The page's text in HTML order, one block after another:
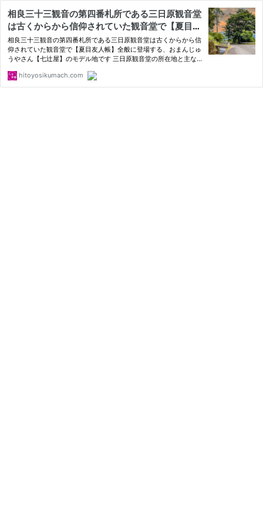
相良三十三観音の第四番札所である三日原観音堂
は古くからから信仰されていた観音堂で【夏目友
人帳】全般に登場する、お団子屋さん【七辻屋】
のモデル地です
相良三十三観音の第四番札所である三日原観音堂は古くからから信
仰されていた観音堂で【夏目友人帳】全般に登場する、おまんじゅ
うやさん【七辻屋】のモデル地です 三日原観音堂の所在地と主な
hitoyosikumach.com